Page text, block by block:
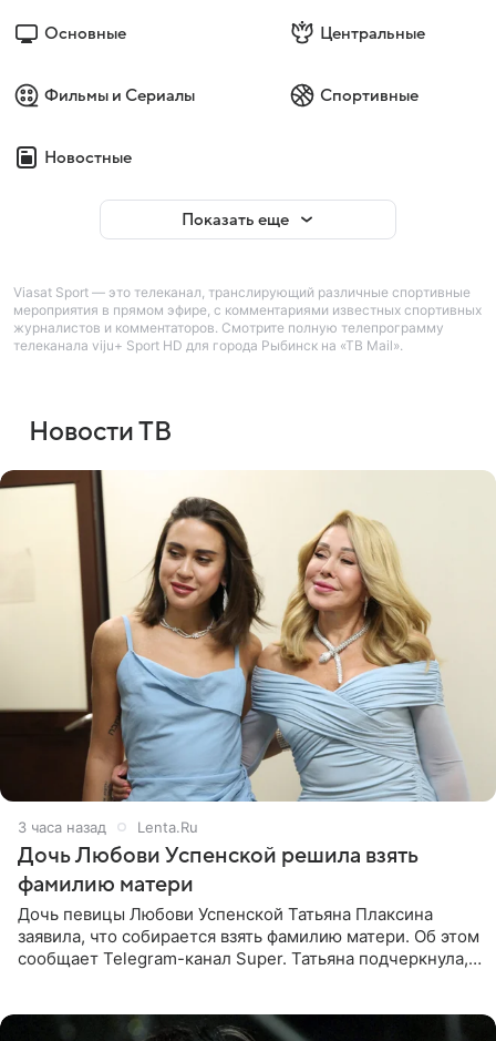
Основные Центральные
Фильмы и Сериалы Спортивные
Новостные
Показать еще
Viasat Sport — это телеканал, транслирующий различные спортивные
мероприятия в прямом эфире, с комментариями известных спортивных
журналистов и комментаторов. Смотрите полную телепрограмму
телеканала viju+ Sport HD для города Рыбинск на «ТВ Mail».
Новости ТВ
3 часа назад Lenta.Ru
Дочь Любови Успенской решила взять
фамилию матери
Дочь певицы Любови Успенской Татьяна Плаксина
заявила, что собирается взять фамилию матери. Об этом
сообщает Telegram-канал Super. Татьяна подчеркнула,